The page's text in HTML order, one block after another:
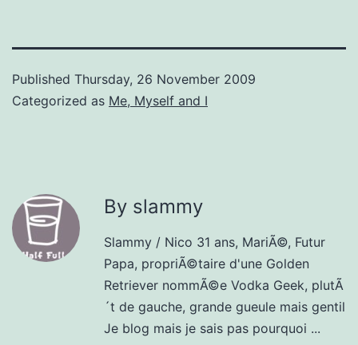
Published Thursday, 26 November 2009
Categorized as Me, Myself and I
By slammy
Slammy / Nico 31 ans, MariÃ©, Futur
Papa, propriÃ©taire d'une Golden
Retriever nommÃ©e Vodka Geek, plutÃ
´t de gauche, grande gueule mais gentil
Je blog mais je sais pas pourquoi ...